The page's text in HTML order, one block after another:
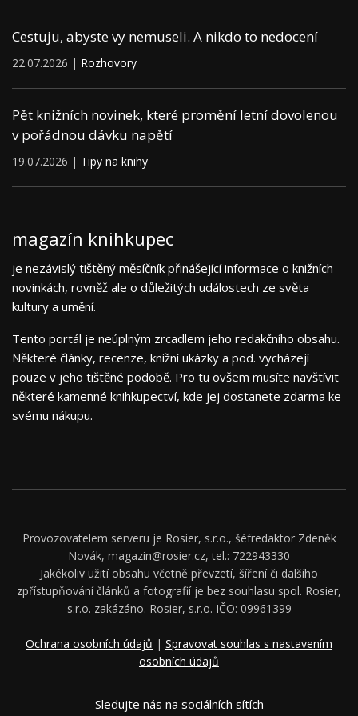
Cestuju, abyste vy nemuseli. A nikdo to nedocení
22.07.2026 | Rozhovory
Pět knižních novinek, které promění letní dovolenou
v pořádnou dávku napětí
19.07.2026 | Tipy na knihy
magazín knihkupec
je nezávislý tištěný měsíčník přinášející informace o knižních
novinkách, rovněž ale o důležitých událostech ze světa
kultury a umění.
Tento portál je neúplným zrcadlem jeho redakčního obsahu.
Některé články, recenze, knižní ukázky a pod. vycházejí
pouze v jeho tištěné podobě. Pro tu ovšem musíte navštívit
některé kamenné knihkupectví, kde jej dostanete zdarma ke
svému nákupu.
Provozovatelem serveru je Rosier, s.r.o., šéfredaktor Zdeněk
Novák, magazin@rosier.cz, tel.: 722943330
Jakékoliv užití obsahu včetně převzetí, šíření či dalšího
zpřístupňování článků a fotografií je bez souhlasu spol. Rosier,
s.r.o. zakázáno. Rosier, s.r.o. IČO: 09961399
Ochrana osobních údajů | Spravovat souhlas s nastavením
osobních údajů
Sledujte nás na sociálních sítích